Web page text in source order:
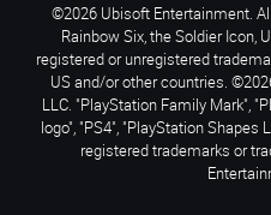
©2026 Ubisoft Entertainment.
Rainbow Six, the Soldier Icon,
registered or unregistered
US and/or other countries.
LLC. "PlayStation Family Mark",
logo", "PS4", "PlayStation
registered trademarks or